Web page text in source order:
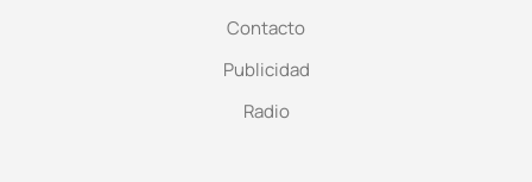
Contacto
Publicidad
Radio